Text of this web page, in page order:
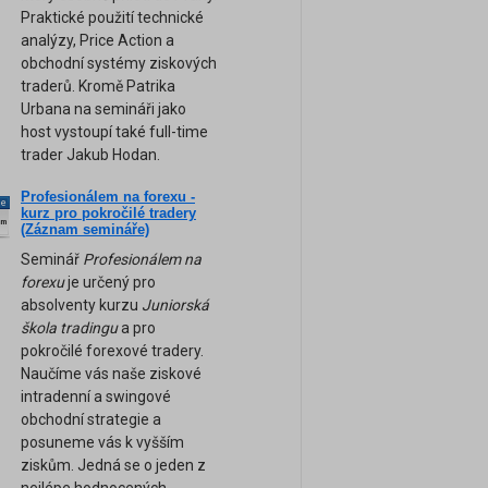
Praktické použití technické
analýzy, Price Action a
obchodní systémy ziskových
traderů. Kromě Patrika
Urbana na semináři jako
host vystoupí také full-time
trader Jakub Hodan.
Profesionálem na forexu -
kurz pro pokročilé tradery
(Záznam semináře)
Seminář Profesionálem na
forexuje určený pro
absolventy kurzu Juniorská
škola tradingua pro
pokročilé forexové tradery.
Naučíme vás naše ziskové
intradenní a swingové
obchodní strategie a
posuneme vás k vyšším
ziskům. Jedná se o jeden z